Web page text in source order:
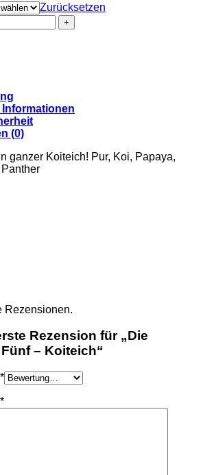
Zurücksetzen
(0)
ganzer Koiteich! Pur, Koi, Papaya,
Rezensionen.
Rezension für „Die
– Koiteich“
*
*